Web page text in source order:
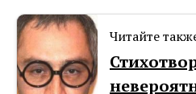
Читайте